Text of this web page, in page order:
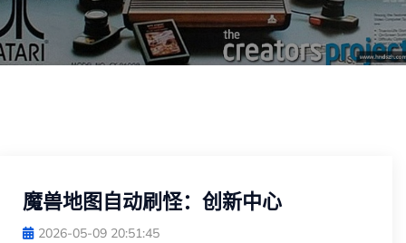
魔兽地图自动刷怪：创新中心
2026-05-09 20:51:45